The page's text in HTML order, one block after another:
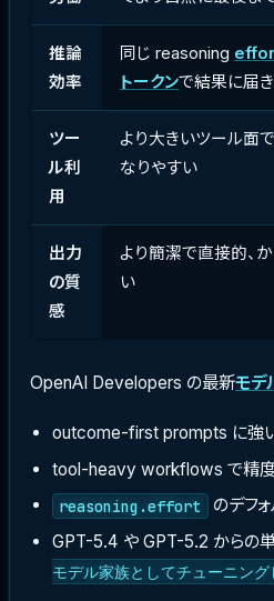
推論
効率
同じ reasoning
トークンで結果に届
ツー
ル利
用
より大きいツール面
なりやすい
出力
の質
感
より簡潔で直接的、
い
OpenAI Developers の最新モデ
outcome-first prompts に強
tool-heavy workflows で精
reasoning.effort のデフ
GPT-5.4 や GPT-5.2 からの単
モデル家族としてチューニン